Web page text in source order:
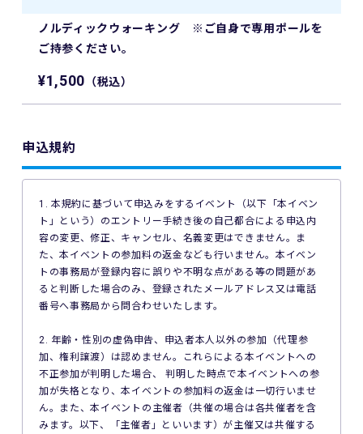
ノルディックウォーキング ※ご自身で専用ポールを
ご持参ください。
¥1,500 （税込）
申込規約
1. 本規約に基づいて申込みをするイベント（以下「本イベン
ト」という）のエントリー手続き後の自己都合による申込内
容の変更、修正、キャンセル、名義変更はできません。ま
た、本イベントの参加料の返金なども行いません。本イベン
トの事務局が登録内容に誤りや不明な点がある等の問題があ
ると判断した場合のみ、登録されたメールアドレス又は電話
番号へ事務局から問合わせいたします。
2. 年齢・性別の虚偽申告、申込者本人以外の参加（代理参
加、権利譲渡）は認めません。これらによる本イベントへの
不正参加が判明した場合、 判明した時点で本イベントへの参
加が失格となり、本イベントの参加料の返金は一切行いませ
ん。また、本イベントの主催者（共催の場合は各共催者を含
みます。以下、「主催者」といいます）が主催又は共催する